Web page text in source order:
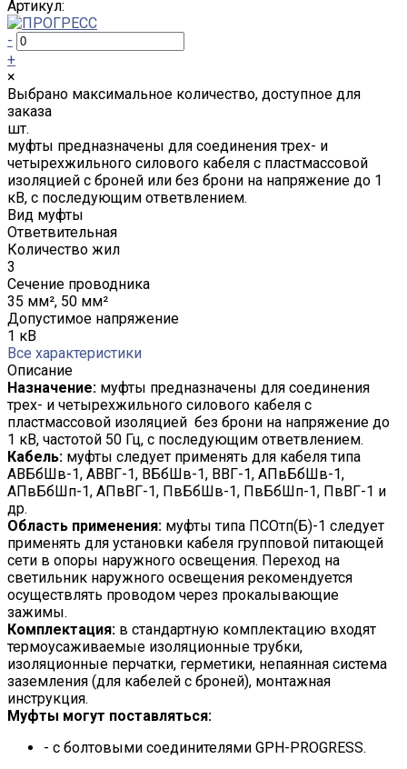
Артикул:
-
+
×
Выбрано максимальное количество, доступное для
заказа
шт.
муфты предназначены для соединения трех- и
четырехжильного силового кабеля с пластмассовой
изоляцией с броней или без брони на напряжение до 1
кВ, с последующим ответвлением.
Вид муфты
Ответвительная
Количество жил
3
Сечение проводника
35 мм², 50 мм²
Допустимое напряжение
1 кВ
Все характеристики
Описание
Назначение: муфты предназначены для соединения
трех- и четырехжильного силового кабеля с
пластмассовой изоляцией без брони на напряжение до
1 кВ, частотой 50 Гц, с последующим ответвлением.
Кабель: муфты следует применять для кабеля типа
АВБбШв-1, АВВГ-1, ВБбШв-1, ВВГ-1, АПвБбШв-1,
АПвБбШп-1, АПвВГ-1, ПвБбШв-1, ПвБбШп-1, ПвВГ-1 и
др.
Область применения: муфты типа ПСОтп(Б)-1 следует
применять для установки кабеля групповой питающей
сети в опоры наружного освещения. Переход на
светильник наружного освещения рекомендуется
осуществлять проводом через прокалывающие
зажимы.
Комплектация: в стандартную комплектацию входят
термоусаживаемые изоляционные трубки,
изоляционные перчатки, герметики, непаянная система
заземления (для кабелей с броней), монтажная
инструкция.
Муфты могут поставляться:
- с болтовыми соединителями GPH-PROGRESS.